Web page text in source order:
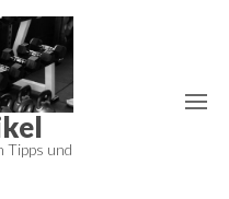
Tipps und